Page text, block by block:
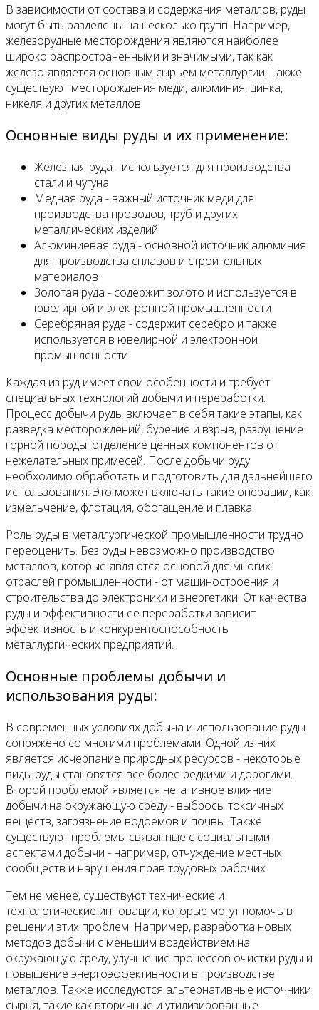
В зависимости от состава и содержания металлов, руды
могут быть разделены на несколько групп. Например,
железорудные месторождения являются наиболее
широко распространенными и значимыми, так как
железо является основным сырьем металлургии. Также
существуют месторождения меди, алюминия, цинка,
никеля и других металлов.
Основные виды руды и их применение:
Железная руда - используется для производства
стали и чугуна
Медная руда - важный источник меди для
производства проводов, труб и других
металлических изделий
Алюминиевая руда - основной источник алюминия
для производства сплавов и строительных
материалов
Золотая руда - содержит золото и используется в
ювелирной и электронной промышленности
Серебряная руда - содержит серебро и также
используется в ювелирной и электронной
промышленности
Каждая из руд имеет свои особенности и требует
специальных технологий добычи и переработки.
Процесс добычи руды включает в себя такие этапы, как
разведка месторождений, бурение и взрыв, разрушение
горной породы, отделение ценных компонентов от
нежелательных примесей. После добычи руду
необходимо обработать и подготовить для дальнейшего
использования. Это может включать такие операции, как
измельчение, флотация, обогащение и плавка.
Роль руды в металлургической промышленности трудно
переоценить. Без руды невозможно производство
металлов, которые являются основой для многих
отраслей промышленности - от машиностроения и
строительства до электроники и энергетики. От качества
руды и эффективности ее переработки зависит
эффективность и конкурентоспособность
металлургических предприятий.
Основные проблемы добычи и
использования руды:
В современных условиях добыча и использование руды
сопряжено со многими проблемами. Одной из них
является исчерпание природных ресурсов - некоторые
виды руды становятся все более редкими и дорогими.
Второй проблемой является негативное влияние
добычи на окружающую среду - выбросы токсичных
веществ, загрязнение водоемов и почвы. Также
существуют проблемы связанные с социальными
аспектами добычи - например, отчуждение местных
сообществ и нарушения прав трудовых рабочих.
Тем не менее, существуют технические и
технологические инновации, которые могут помочь в
решении этих проблем. Например, разработка новых
методов добычи с меньшим воздействием на
окружающую среду, улучшение процессов очистки руды и
повышение энергоэффективности в производстве
металлов. Также исследуются альтернативные источники
сырья, такие как вторичные и утилизированные